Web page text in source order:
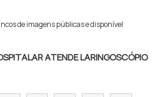
de imagens públicas e disponível
ATENDE LARINGOSCÓPIO